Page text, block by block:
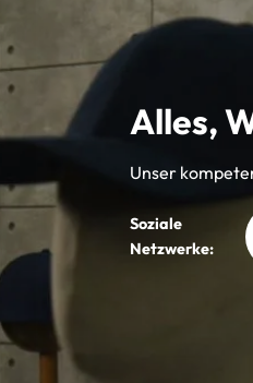
Alles,
Unser
Soziale
Netzwerke: